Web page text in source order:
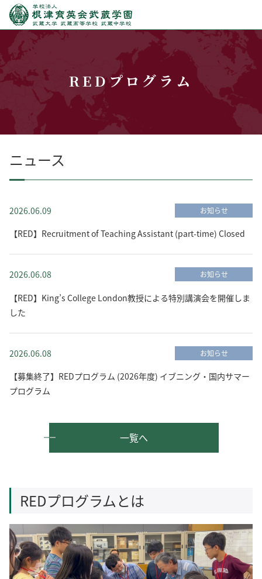
REDプログラム
ニュース
2026.06.09 お知らせ
【RED】Recruitment of Teaching Assistant (part-time) Closed
2026.06.08 お知らせ
【RED】King’s College London教授による特別講演会を開催しま
した
2026.06.08 お知らせ
【募集終了】REDプログラム (2026年度) イブニング・国内サマー
プログラム
一覧へ
REDプログラムとは